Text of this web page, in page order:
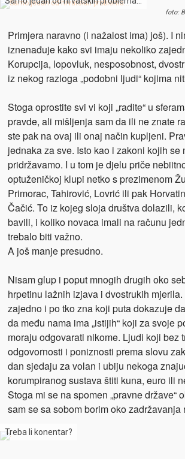
foto:
Primjera naravno (i nažalost ima) još). I
iznenađuje kako svi imaju nekoliko
Korupcija, lopovluk, nesposobnost,
iz nekog razloga „podobni ljudi“ kojima
Stoga oprostite svi vi koji „radite“ u
pravde, ali mišljenja sam da ili ne znate
ste pak na ovaj ili onaj način kupljeni.
jednaka za sve. Isto kao i zakoni kojih se
pridržavamo. I u tom je djelu priče
optuženičkoj klupi netko s prezimenom
Primorac, Tahirović, Lovrić ili pak
Čačić. To iz kojeg sloja društva dolazili,
bavili, i koliko novaca imali na računu
trebalo biti važno.
A još manje presudno.
Nisam glup i poput mnogih drugih oko
hrpetinu lažnih izjava i dvostrukih
zajedno i po tko zna koji puta dokazuje
da među nama ima „istijih“ koji za svoje
moraju odgovarati nikome. Ljudi koji bez
odgovornosti i poniznosti prema slovu
dan sjedaju za volan i ubiju nekoga
korumpiranog sustava štiti kuna, euro ili
Stoga mi se na spomen „pravne države“
sam se sa sobom borim oko zadržavanja
Treba li konentar?